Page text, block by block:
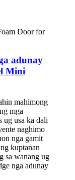
adunay
Mini
mahimong
mga
ug usa ka dali
naghimo
nga gamit
kuptanan
sa wanang ug
nga adunay